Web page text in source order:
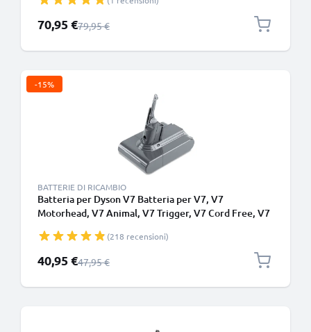
Batteria a incastro
Prezzo speciale
70,95 €Prezzo normale
79,95 €
-15%
BATTERIE DI RICAMBIO
Batteria per Dyson V7 Batteria per V7, V7
Motorhead, V7 Animal, V7 Trigger, V7 Cord Free, V7
2500mAh) di CELLONIC - Batteria con viti
(218 recensioni)
Prezzo speciale
40,95 €Prezzo normale
47,95 €